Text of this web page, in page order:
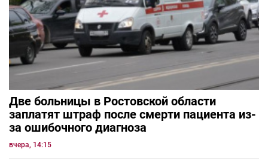
Две больницы в Ростовской области
заплатят штраф после смерти пациента из-
за ошибочного диагноза
вчера, 14:15